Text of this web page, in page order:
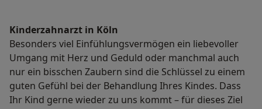
Kinderzahnarzt in Köln
Besonders viel Einfühlungsvermögen ein liebevoller
Umgang mit Herz und Geduld oder manchmal auch
nur ein bisschen Zaubern sind die Schlüssel zu einem
guten Gefühl bei der Behandlung Ihres Kindes. Dass
Ihr Kind gerne wieder zu uns kommt – für dieses Ziel